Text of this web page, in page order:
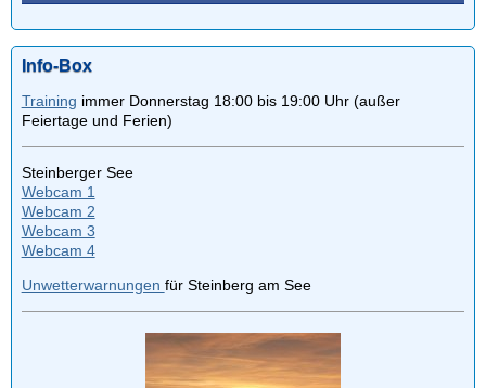
Info-Box
Training immer Donnerstag 18:00 bis 19:00 Uhr (außer
Feiertage und Ferien)
Steinberger See
Webcam 1
Webcam 2
Webcam 3
Webcam 4
Unwetterwarnungen für Steinberg am See